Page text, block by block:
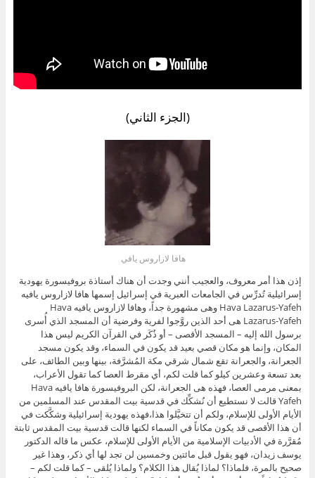
(الجزء الثاني)
هافا لازاروس يافي
إذن هذا أمر معروف، والعجيب أنني وجدت أن هناك أستاذة بروفيسورة يهودية
إسرائيلية تُدرِّس في الجامعات العبرية في إسرائيل إسمها هافا لازاروس يافيه
Hava Lazarus-Yafeh وهى مشهورة جداً، وهافا لازاروس يافيه Hava
Lazarus-Yafeh هى أحد الذين روَّجوا لفرية وفرضية أن المسجد الذي أُسرى
برسول الله إليه – المسجد الأقصى – أو ذُكَر في القرآن الكريم ليس هذا
المكان، وإنما هو مكان قصي بعيد قد يكون في السماء، وقد يكون مسجد
الجعرانة، والجعرانة تقع شمال شرقي مكة المُشرَّفة، بينها وبين الطائف، على
بعد تسعة وعشرين كيلو كما قلت لكم، أي مقرط العصا كما تقول الأعراب،
بمعنى مرمى العصا، فهذه هى الجعرانة، لكن البروفيسورة هافا يافيه Hava
Yafeh قالت لا نستطيع أن نُشكِّك في قدسية بيت المقدس عند المسلمين من
الأيام الأولى للإسلام، ولكم أن تتخيَّلوا هذا،فهذه يهودية إسرائيلية وشكَّكت في
أن هذا الأقصى قد يكون مكاناً في السماء لكنها قالت قدسية بيت المقدس ثابتة
مُقرَّرة في الأدبيات الإسلامية من الأيام الأولى للإسلام، عكس ما قاله الدكتور
يوسف زيدان، فهو يقول قبل مائتين وخمسين لن تجد لها أي ذكر، وهذا غير
صحيح بالمرة، فلماذا؟ لماذا يُقال هذا الكلام؟ ولماذا يُلقى – كما قلت لكم –